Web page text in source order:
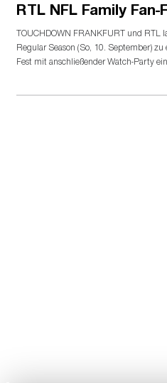
RTL NFL Family Fan-
TOUCHDOWN FRANKFURT und RTL
Regular Season (So, 10. September)
Fest mit anschließender Watch-Party